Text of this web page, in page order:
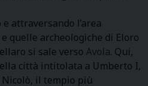
attraversando l’area
quelle archeologiche di Eloro
si sale verso Avola. Qui,
città intitolata a Umberto I,
il tempio più